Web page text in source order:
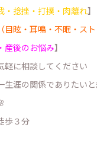
・捻挫・打撲・肉離れ】
眩・耳鳴・不眠・スト
産後のお悩み】
軽に相談してください
生涯の関係でありたい
歩３分